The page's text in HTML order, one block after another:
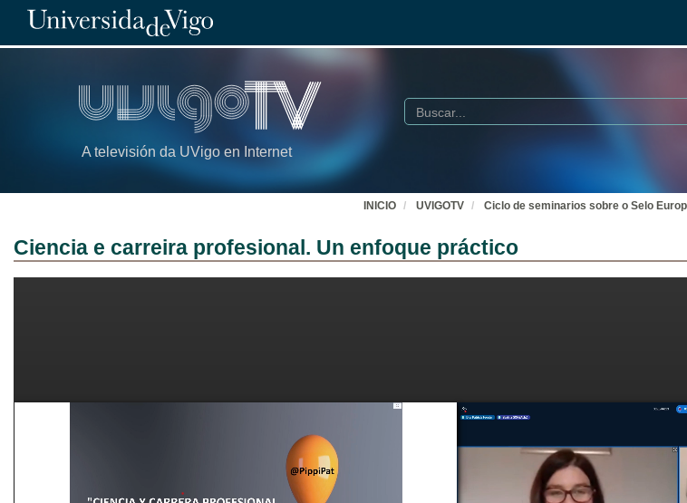
A televisión da UVigo en Internet
Buscar
INICIO UVIGOTV Ciclo de seminarios sobre o Selo
Ciencia e carreira profesional. Un enfoque práctico